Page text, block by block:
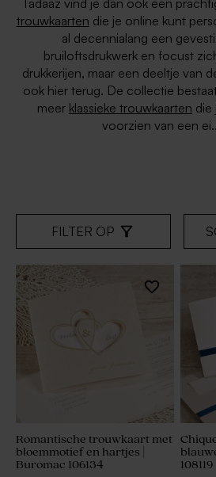
Tadaaz vind je dan ook een
trouwkaarten die je online kunt
al decennialang een
bruiloftsdrukwerk en focust
drukkerijen, maar een deeltje van
ook hier terug. De collectie
meer klassieke trouwkaarten die
voorzien van een
FILTER OP
Romantische trouwkaart met
bloemmotief en hartjes |
Buromac 106134
108119